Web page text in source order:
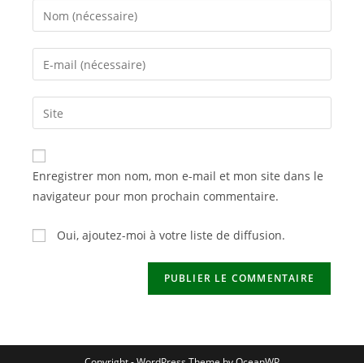
Enter
your
name
comment
Enter
your
email
address
comment
Saisir
l’URL
de
votre
(facultatif)
Enregistrer mon nom, mon e-mail et mon site dans le
navigateur pour mon prochain commentaire.
Oui, ajoutez-moi à votre liste de diffusion.